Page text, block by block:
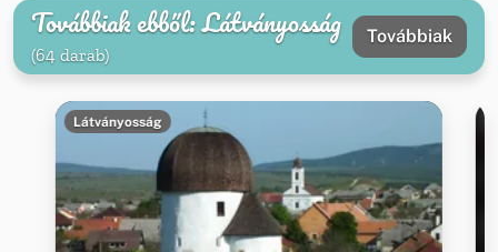
Továbbiak ebből: Látványosság
(64 darab)
Továbbiak
Látványosság